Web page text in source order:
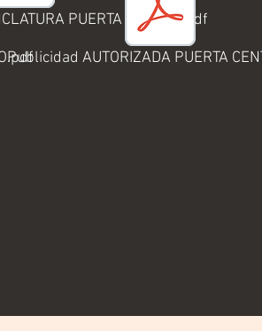
PUERTA CENTRO.pdf
Publicidad AUTORIZADA PUERTA